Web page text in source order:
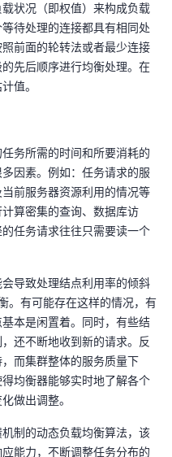
状况（即权值）来构成负载
待处理的连接都具有相同处
前面的轮转法或者最少连接
先后顺序进行均衡处理。在
值。
务所需的时间和所要消耗的
因素。例如：任务请求的服
前服务器资源利用的情况等
算密集的查询、数据库访
任务请求往往只需要读一个
导致处理结点利用率的倾斜
。有可能存在这样的情况，有
本是闲置着。同时，有些结
还不断地收到新的请求。反
而集群整体的服务质量下
均衡器能够实时地了解各个
做出调整。
制的动态负载均衡算法，该
能力，不断调整任务分布的